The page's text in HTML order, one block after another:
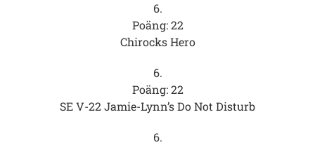
6.
Poäng: 22
Chirocks Hero
6.
Poäng: 22
SE V-22 Jamie-Lynn’s Do Not Disturb
6.